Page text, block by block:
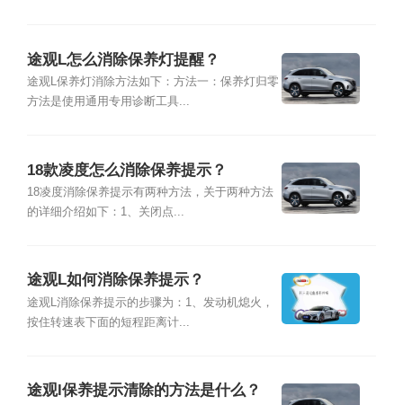
途观L怎么消除保养灯提醒？
途观L保养灯消除方法如下：方法一：保养灯归零
方法是使用通用专用诊断工具...
18款凌度怎么消除保养提示？
18凌度消除保养提示有两种方法，关于两种方法
的详细介绍如下：1、关闭点...
途观L如何消除保养提示？
途观L消除保养提示的步骤为：1、发动机熄火，
按住转速表下面的短程距离计...
途观l保养提示清除的方法是什么？